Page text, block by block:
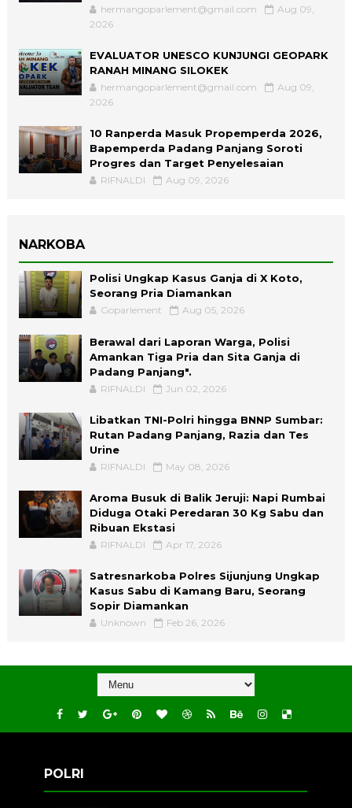
hermangoparlement@gmail.com
Aug 09,
2026
EVALUATOR UNESCO KUNJUNGI GEOPARK
RANAH MINANG SILOKEK
hermangoparlement@gmail.com
Aug 09,
2026
10 Ranperda Masuk Propemperda 2026,
Bapemperda Padang Panjang Soroti
Progres dan Target Penyelesaian
RIFNALDI Aug 09, 2026
NARKOBA
Polisi Ungkap Kasus Ganja di X Koto,
Seorang Pria Diamankan
Goparlement Aug 05, 2026
Berawal dari Laporan Warga, Polisi
Amankan Tiga Pria dan Sita Ganja di
Padang Panjang".
RIFNALDI Jun 02, 2026
Libatkan TNI-Polri hingga BNNP Sumbar:
Rutan Padang Panjang, Razia dan Tes
Urine
RIFNALDI May 08, 2026
Aroma Busuk di Balik Jeruji: Napi Rumbai
Diduga Otaki Peredaran 30 Kg Sabu dan
Ribuan Ekstasi
RIFNALDI Apr 17, 2026
Satresnarkoba Polres Sijunjung Ungkap
Kasus Sabu di Kamang Baru, Seorang
Sopir Diamankan
Unknown Feb 26, 2026
POLRI